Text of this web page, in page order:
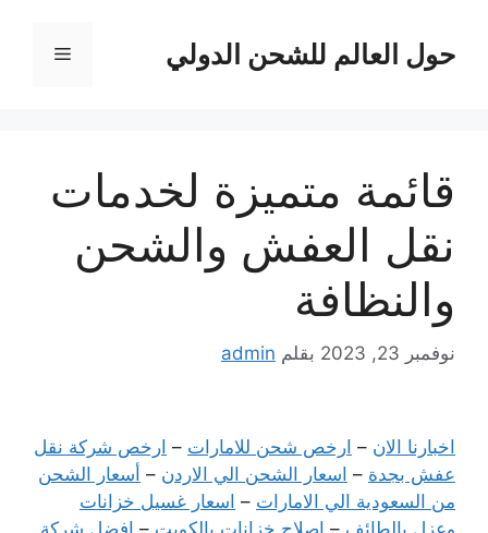
المحتوىحول العالم للشحن الدولي القائمة
قائمة متميزة لخدمات
نقل العفش والشحن
والنظافة
نوفمبر 23, 2023 بقلم admin
اخبارنا الان – ارخص شحن للامارات – ارخص شركة نقل
عفش بجدة – اسعار الشحن الي الاردن – أسعار الشحن
من السعودية الي الامارات – اسعار غسيل خزانات
وعزل بالطائف – اصلاح خزانات بالكويت – افضل شركة